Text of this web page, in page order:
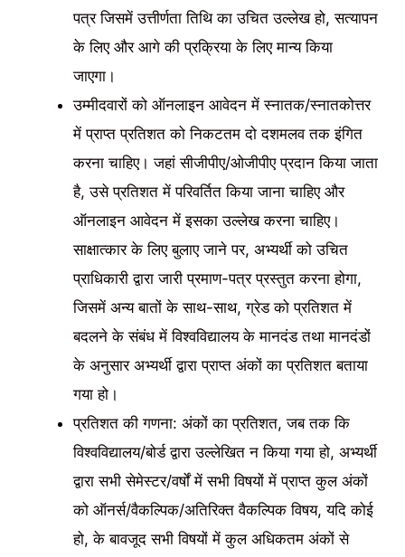
पत्र जिसमें उत्तीर्णता तिथि का उचित उल्लेख हो, सत्यापन
के लिए और आगे की प्रक्रिया के लिए मान्य किया
जाएगा।
उम्मीदवारों को ऑनलाइन आवेदन में स्नातक/स्नातकोत्तर
में प्राप्त प्रतिशत को निकटतम दो दशमलव तक इंगित
करना चाहिए। जहां सीजीपीए/ओजीपीए प्रदान किया जाता
है, उसे प्रतिशत में परिवर्तित किया जाना चाहिए और
ऑनलाइन आवेदन में इसका उल्लेख करना चाहिए।
साक्षात्कार के लिए बुलाए जाने पर, अभ्यर्थी को उचित
प्राधिकारी द्वारा जारी प्रमाण-पत्र प्रस्तुत करना होगा,
जिसमें अन्य बातों के साथ-साथ, ग्रेड को प्रतिशत में
बदलने के संबंध में विश्वविद्यालय के मानदंड तथा मानदंडों
के अनुसार अभ्यर्थी द्वारा प्राप्त अंकों का प्रतिशत बताया
गया हो।
प्रतिशत की गणना: अंकों का प्रतिशत, जब तक कि
विश्वविद्यालय/बोर्ड द्वारा उल्लेखित न किया गया हो, अभ्यर्थी
द्वारा सभी सेमेस्टर/वर्षों में सभी विषयों में प्राप्त कुल अंकों
को ऑनर्स/वैकल्पिक/अतिरिक्त वैकल्पिक विषय, यदि कोई
हो, के बावजूद सभी विषयों में कुल अधिकतम अंकों से